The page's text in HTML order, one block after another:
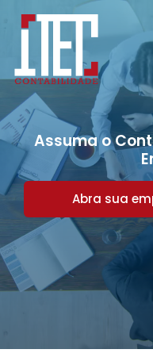
Assuma o
Abra sua